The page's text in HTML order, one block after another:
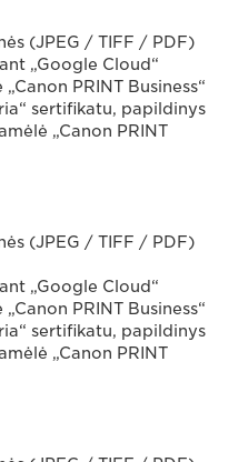
(JPEG / TIFF / PDF)
„Google Cloud“
PRINT Business“
sertifikatu, papildinys
„Canon PRINT
(JPEG / TIFF / PDF)
„Google Cloud“
PRINT Business“
sertifikatu, papildinys
„Canon PRINT